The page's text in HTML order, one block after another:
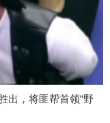
出，将匪帮首领“野